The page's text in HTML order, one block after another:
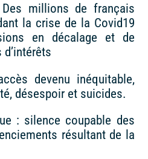
millions de français
la crise de la Covid19
en décalage et de
devenu inéquitable,
désespoir et suicides.
: silence coupable des
résultant de la